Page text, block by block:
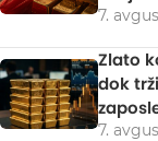
7.
Zlato
dok
7.